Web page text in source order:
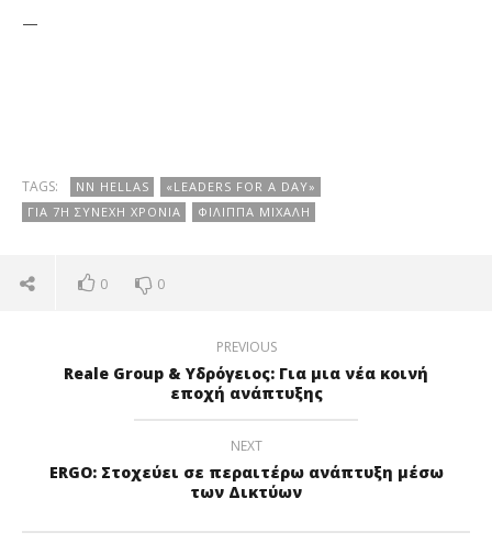
—
TAGS: NN HELLAS
«LEADERS FOR A DAY»
ΓΙΑ 7Η ΣΥΝΕΧΉ ΧΡΟΝΙΆ
ΦΙΛΊΠΠΑ ΜΙΧΆΛΗ
0 0
PREVIOUS
Reale Group & Υδρόγειος: Για μια νέα κοινή
εποχή ανάπτυξης
NEXT
ERGO: Στοχεύει σε περαιτέρω ανάπτυξη μέσω
των Δικτύων